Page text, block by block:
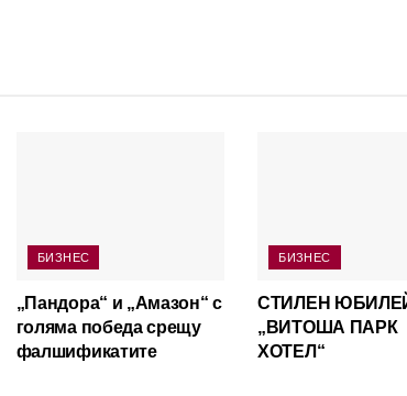
БИЗНЕС
„Пандора“ и „Амазон“ с
голяма победа срещу
фалшификатите
БИЗНЕС
СТИЛЕН
„ВИТОША ПАРК
ХОТЕЛ“